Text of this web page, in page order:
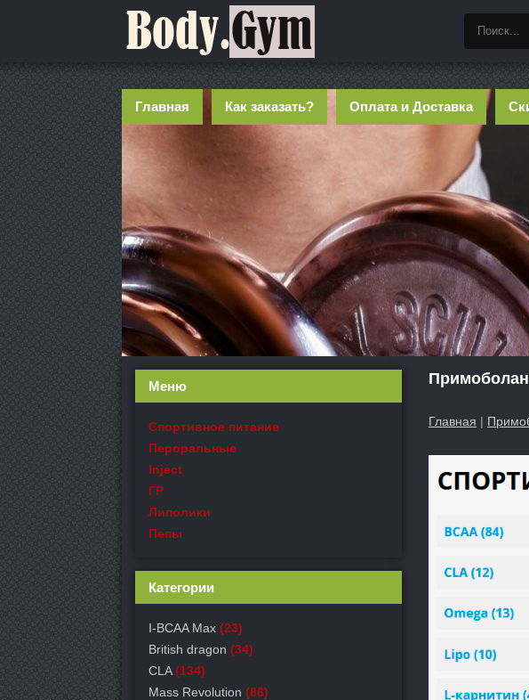
Главная Как заказать? Оплата и Доставка
Главная |
Меню
Спортивное питание
Пероральные
Inject
ГР
Липолики
Пепы
Категории
I-BCAA Max (23)
British dragon (34)
CLA (134)
Mass Revolution (86)